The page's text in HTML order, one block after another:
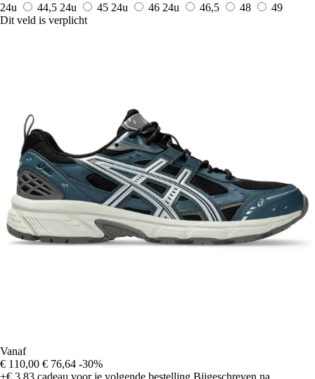
24u
44,5 24u 45 24u 46 24u 46,5 48
49
Dit veld is verplicht
Vanaf
€ 110,00 € 76,64 -30%
+€ 3,83 cadeau voor je volgende bestelling Bijgeschreven na